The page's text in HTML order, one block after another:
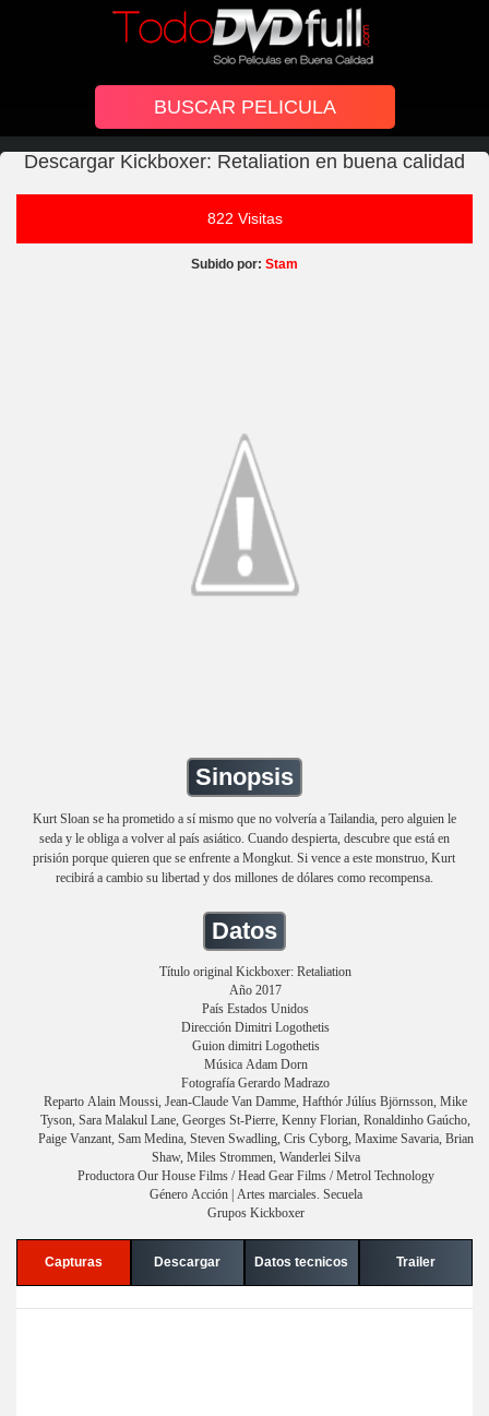
Descargar Kickboxer: Retaliation en buena calidad
822 Visitas
Subido por: Stam
Sinopsis
Kurt Sloan se ha prometido a sí mismo que no volvería a Tailandia, pero alguien le
seda y le obliga a volver al país asiático. Cuando despierta, descubre que está en
prisión porque quieren que se enfrente a Mongkut. Si vence a este monstruo, Kurt
recibirá a cambio su libertad y dos millones de dólares como recompensa.
Datos
Título original Kickboxer: Retaliation
Año 2017
País Estados Unidos
Dirección Dimitri Logothetis
Guion dimitri Logothetis
Música Adam Dorn
Fotografía Gerardo Madrazo
Reparto Alain Moussi, Jean-Claude Van Damme, Hafthór Júlíus Björnsson, Mike
Tyson, Sara Malakul Lane, Georges St-Pierre, Kenny Florian, Ronaldinho Gaúcho,
Paige Vanzant, Sam Medina, Steven Swadling, Cris Cyborg, Maxime Savaria, Brian
Shaw, Miles Strommen, Wanderlei Silva
Productora Our House Films / Head Gear Films / Metrol Technology
Género Acción | Artes marciales. Secuela
Grupos Kickboxer
Capturas Descargar Datos tecnicos Trailer